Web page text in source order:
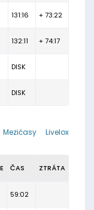
131:16 + 73:22
132:11 + 74:17
DISK
DISK
Livelox
Mezičasy
ČAS ZTRÁTA
59:02